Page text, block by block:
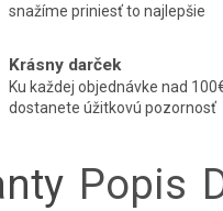
snažíme priniesť to najlepšie
Krásny darček
Ku každej objednávke nad
dostanete úžitkovú pozornosť
Popis